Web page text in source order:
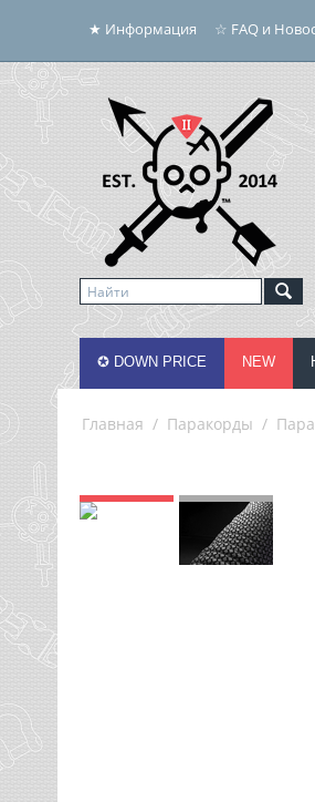
★ Информация ☆ FAQ и
✪ DOWN PRICE NEW
Главная / Паракорды /